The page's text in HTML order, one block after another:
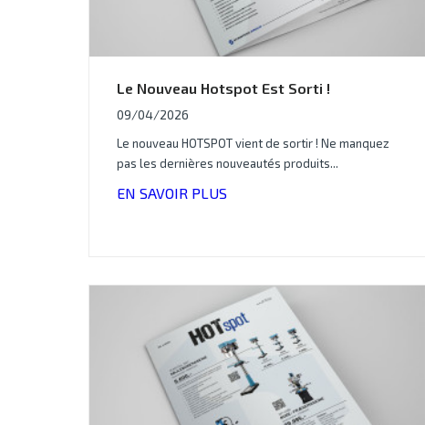
Le Nouveau Hotspot Est Sorti !
09/04/2026
Le nouveau HOTSPOT vient de sortir ! Ne manquez
pas les dernières nouveautés produits...
EN SAVOIR PLUS